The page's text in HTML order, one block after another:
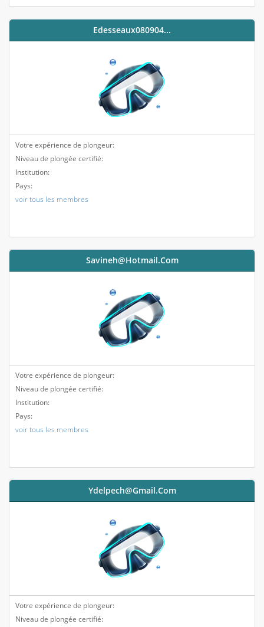
Edesseaux080904...
Votre expérience de plongeur:
Niveau de plongée certifié:
Institution:
Pays:
voir tous les membres
Savineh@hotmail.com
Votre expérience de plongeur:
Niveau de plongée certifié:
Institution:
Pays:
voir tous les membres
Ydelpech@gmail.com
Votre expérience de plongeur:
Niveau de plongée certifié: